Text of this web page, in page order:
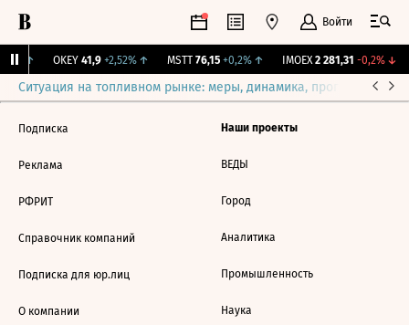
Войти
↑ OKEY 41,9 +2,52%↑ MSTT 76,15 +0,2%↑ IMOEX 2 281,31 -0,2%↓
Ситуация на топливном рынке: меры, динамика, прогнозы
Подписка
Реклама
РФРИТ
Справочник компаний
Подписка для юр.лиц
О компании
Наши проекты
ВЕДЫ
Город
Аналитика
Промышленность
Наука